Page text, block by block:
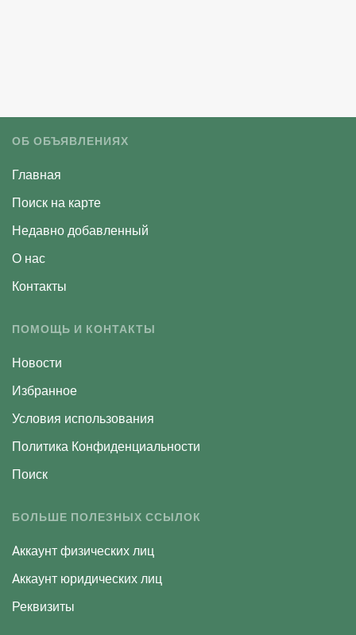
ОБ ОБЪЯВЛЕНИЯХ
Главная
Поиск на карте
Недавно добавленный
О нас
Контакты
ПОМОЩЬ И КОНТАКТЫ
Новости
Избранное
Условия использования
Политика Конфиденциальности
Поиск
БОЛЬШЕ ПОЛЕЗНЫХ ССЫЛОК
Aккаунт физических лиц
Aккаунт юридических лиц
Реквизиты